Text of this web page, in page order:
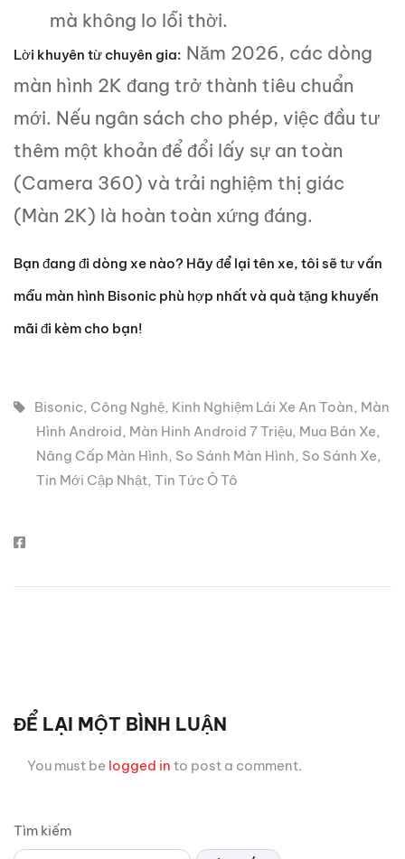
Tìm kiếm
mà không lo lỗi thời.
Lời khuyên từ chuyên gia: Năm 2026, các dòng
màn hình 2K đang trở thành tiêu chuẩn
mới. Nếu ngân sách cho phép, việc đầu tư
thêm một khoản để đổi lấy sự an toàn
(Camera 360) và trải nghiệm thị giác
(Màn 2K) là hoàn toàn xứng đáng.
Bạn đang đi dòng xe nào? Hãy để lại tên xe, tôi sẽ tư vấn
mẫu màn hình Bisonic phù hợp nhất và quà tặng khuyến
mãi đi kèm cho bạn!
Bisonic, Công Nghệ, Kinh Nghiệm Lái Xe An Toàn, Màn
Hình Android, Màn Hinh Android 7 Triệu, Mua Bán Xe,
Nâng Cấp Màn Hình, So Sánh Màn Hình, So Sánh Xe,
Tin Mới Cập Nhật, Tin Tức Ô Tô
ĐỂ LẠI MỘT BÌNH LUẬN
You must be logged in to post a comment.